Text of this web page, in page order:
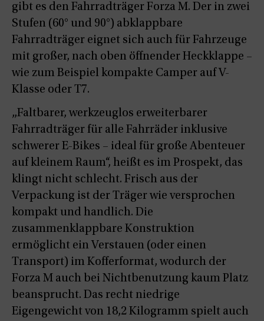
gibt es den Fahrradträger Forza M. Der in zwei
Stufen (60° und 90°) abklappbare
Fahrradträger eignet sich auch für Fahrzeuge
mit großer, nach oben öffnender Heckklappe –
wie zum Beispiel kompakte Camper auf V-
Klasse oder T7.
„Faltbarer, werkzeuglos erweiterbarer
Fahrradträger für alle Fahrräder inklusive
schwerer E-Bikes – ideal für große Abenteuer
auf kleinem Raum“, heißt es im Prospekt, das
klingt nicht schlecht. Frisch aus der
Verpackung ist der Träger wie versprochen
kompakt und handlich. Die
zusammenklappbare Konstruktion
ermöglicht ein Verstauen (oder einen
Transport) im Kofferformat, wodurch der
Forza M auch bei Nichtbenutzung kaum Platz
beansprucht. Das recht niedrige
Eigengewicht von 18,2 Kilogramm spielt auch